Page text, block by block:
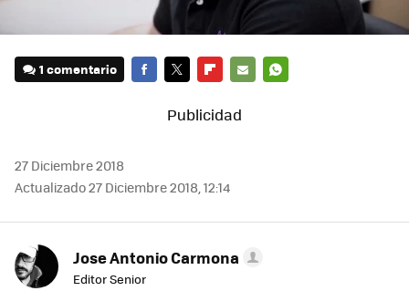
1 comentario
MAIL
27 Diciembre 2018
Actualizado 27 Diciembre 2018, 12:14
Jose Antonio Carmona
Editor Senior